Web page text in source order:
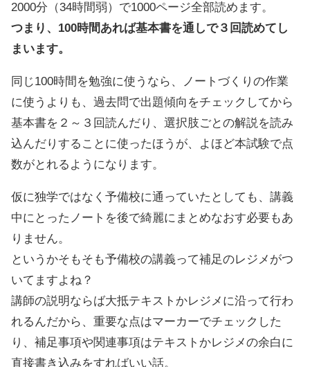
2000分（34時間弱）で1000ページ全部読めます。
つまり、100時間あれば基本書を通しで３回読めてし
まいます。
同じ100時間を勉強に使うなら、ノートづくりの作業
に使うよりも、過去問で出題傾向をチェックしてから
基本書を２～３回読んだり、選択肢ごとの解説を読み
込んだりすることに使ったほうが、よほど本試験で点
数がとれるようになります。
仮に独学ではなく予備校に通っていたとしても、講義
中にとったノートを後で綺麗にまとめなおす必要もあ
りません。
というかそもそも予備校の講義って補足のレジメがつ
いてますよね？
講師の説明ならば大抵テキストかレジメに沿って行わ
れるんだから、重要な点はマーカーでチェックした
り、補足事項や関連事項はテキストかレジメの余白に
直接書き込みをすればいい話。